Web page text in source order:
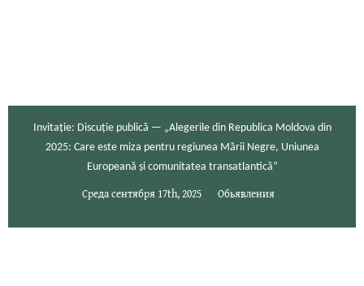
Invitație: Discuție publică — „Alegerile din Republica Moldova din
2025: Care este miza pentru regiunea Mării Negre, Uniunea
Europeană și comunitatea transatlantică”
Среда сентября 17th, 2025 Обьявления